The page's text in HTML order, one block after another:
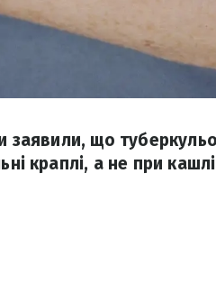
заявили, що
краплі, а не при